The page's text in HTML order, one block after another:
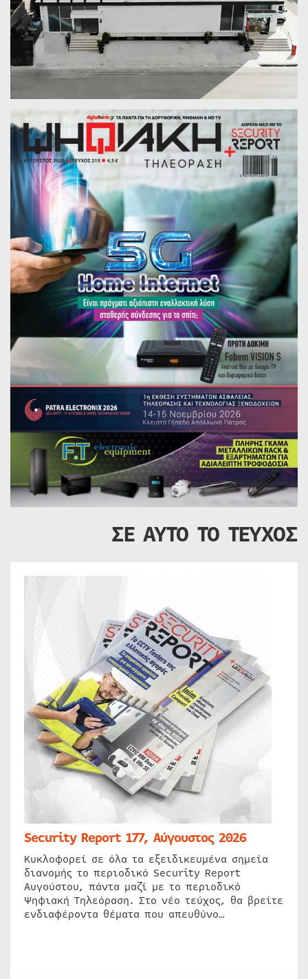
ΣΕ ΑΥΤΟ ΤΟ ΤΕΥΧΟΣ
Security Report 177, Αύγουστος 2026
Κυκλοφορεί σε όλα τα εξειδικευμένα σημεία
διανομής το περιοδικό Security Report
Αυγούστου, πάντα μαζί με το περιοδικό
Ψηφιακή Τηλεόραση. Στο νέο τεύχος, θα βρείτε
ενδιαφέροντα θέματα που απευθύνο…